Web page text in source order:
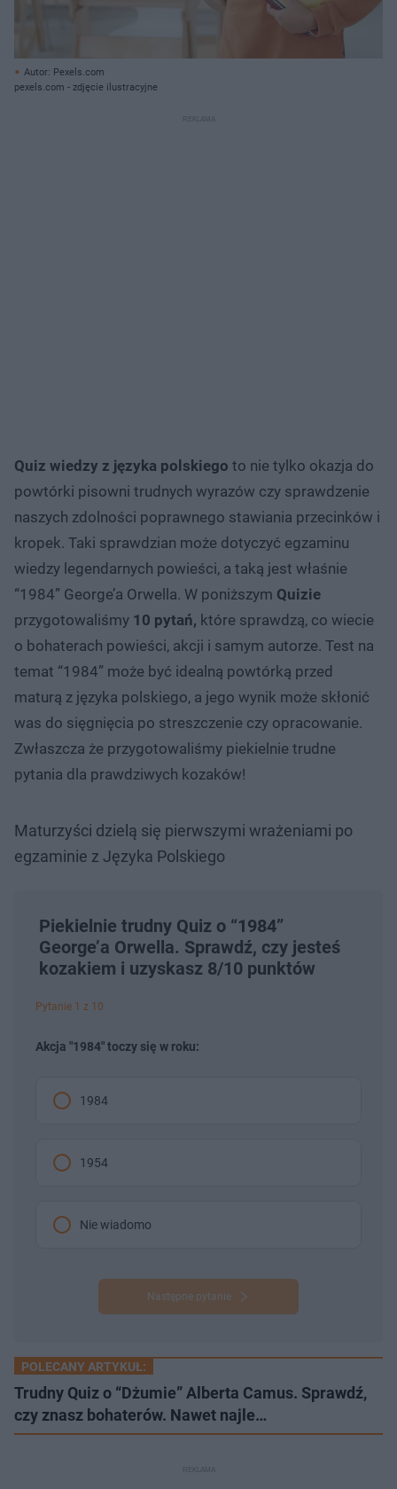
Autor: Pexels.com
pexels.com - zdjęcie ilustracyjne
Quiz wiedzy z języka polskiego to nie tylko okazja do
powtórki pisowni trudnych wyrazów czy sprawdzenie
naszych zdolności poprawnego stawiania przecinków i
kropek. Taki sprawdzian może dotyczyć egzaminu
wiedzy legendarnych powieści, a taką jest właśnie
“1984” George’a Orwella. W poniższym Quizie
przygotowaliśmy 10 pytań, które sprawdzą, co wiecie
o bohaterach powieści, akcji i samym autorze. Test na
temat “1984” może być idealną powtórką przed
maturą z języka polskiego, a jego wynik może skłonić
was do sięgnięcia po streszczenie czy opracowanie.
Zwłaszcza że przygotowaliśmy piekielnie trudne
pytania dla prawdziwych kozaków!
Maturzyści dzielą się pierwszymi wrażeniami po
egzaminie z Języka Polskiego
Piekielnie trudny Quiz o “1984”
George’a Orwella. Sprawdź, czy jesteś
kozakiem i uzyskasz 8/10 punktów
Pytanie 1 z 10
Akcja "1984" toczy się w roku:
1984
1954
Nie wiadomo
Następne pytanie
POLECANY ARTYKUŁ:
Trudny Quiz o “Dżumie” Alberta Camus. Sprawdź,
czy znasz bohaterów. Nawet najle…